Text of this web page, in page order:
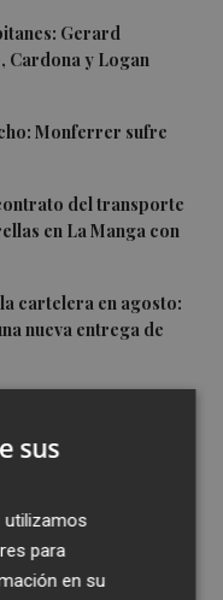
Gerard
Cardona y Logan
Monferrer sufre
del transporte
en La Manga con
cartelera en agosto:
nueva entrega de
sus
para
en su